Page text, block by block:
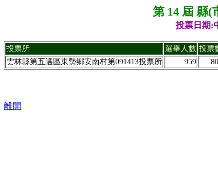
第 14 屆 縣(
投票日期:
投票所 選舉人數 投票
雲林縣第五選區東勢鄉安南村第091413投票所
959
離開